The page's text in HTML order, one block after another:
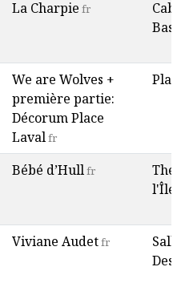
La Charpie fr
We are Wolves +
première partie:
Décorum Place
Lavalfr
Bébé d’Hullfr
l'Île
Viviane Audetfr